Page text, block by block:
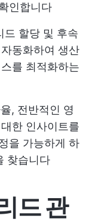
인합니다
드 할당 및 후속
동화하여 생산
를 최적화하는
, 전반적인 영
한 인사이트를
을 가능하게 하
찾습니다
드 관